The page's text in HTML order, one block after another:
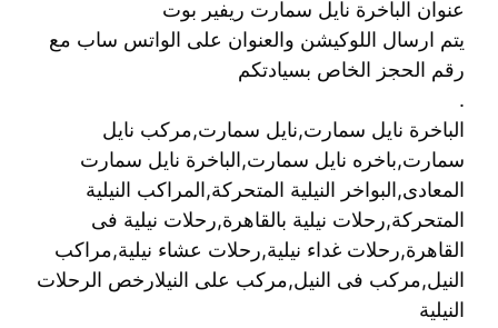
عنوان الباخرة نايل سمارت ريفير بوت
يتم ارسال اللوكيشن والعنوان على الواتس ساب مع
رقم الحجز الخاص بسيادتكم
.
الباخرة نايل سمارت,نايل سمارت,مركب نايل
سمارت,باخره نايل سمارت,الباخرة نايل سمارت
المعادى,البواخر النيلية المتحركة,المراكب النيلية
المتحركة,رحلات نيلية بالقاهرة,رحلات نيلية فى
القاهرة,رحلات غداء نيلية,رحلات عشاء نيلية,مراكب
النيل,مركب فى النيل,مركب على النيلارخص الرحلات
النيلية